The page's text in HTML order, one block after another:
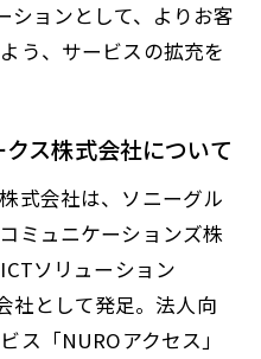
ションとして、よりお客
う、サービスの拡充を
ス株式会社について
式会社は、ソニーグル
ミュニケーションズ株
ソリューション
社として発足。法人向
ス「NUROアクセス」